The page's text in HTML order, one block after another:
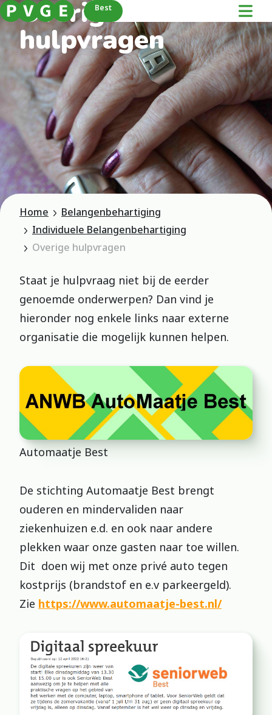
Best
Overige
hulpvragen
Home
Belangenbehartiging
Individuele Belangenbehartiging
Overige hulpvragen
Staat je hulpvraag niet bij de eerder
genoemde onderwerpen? Dan vind je
hieronder nog enkele links naar externe
organisatie die mogelijk kunnen helpen.
Automaatje Best
De stichting Automaatje Best brengt
ouderen en mindervaliden naar
ziekenhuizen e.d. en ook naar andere
plekken waar onze gasten naar toe willen.
Dit doen wij met onze privé auto tegen
kostprijs (brandstof en e.v parkeergeld).
Zie https://www.automaatje-best.nl/